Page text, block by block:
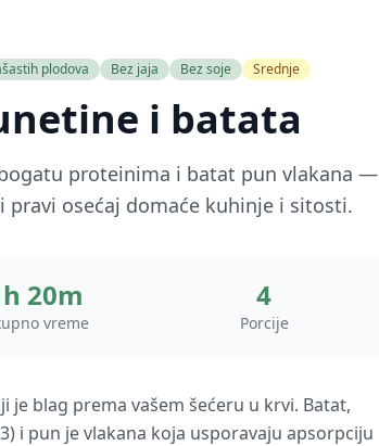
plodova Bez jaja Bez soje Srednje
i batata
proteinima i batat pun vlakana —
osećaj domaće kuhinje i sitosti.
20m
vreme
4
Porcije
blag prema vašem šećeru u krvi. Batat,
i pun je vlakana koja usporavaju apsorpciju